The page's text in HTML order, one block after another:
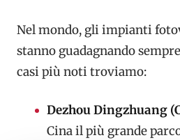
Nel mondo, gli impianti
stanno guadagnando
casi più noti troviamo:
Dezhou Dingzhuang
Cina il più grande